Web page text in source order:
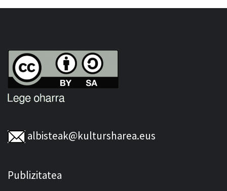
albisteak@kultursharea.eus
Publizitatea